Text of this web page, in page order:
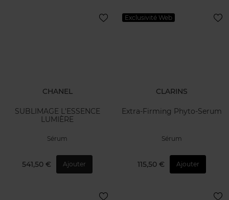
CHANEL
SUBLIMAGE L'ESSENCE
LUMIÈRE
Sérum
541,50 € Ajouter
Exclusivité Web
CLARINS
Extra-Firming Phyto-Serum
Sérum
115,50 € Ajouter